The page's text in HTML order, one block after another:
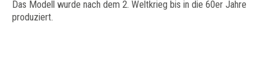
Das Modell wurde nach dem 2. Weltkrieg bis in die 60er Jahre
produziert.